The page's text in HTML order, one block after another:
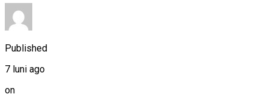
Published
7 luni ago
on